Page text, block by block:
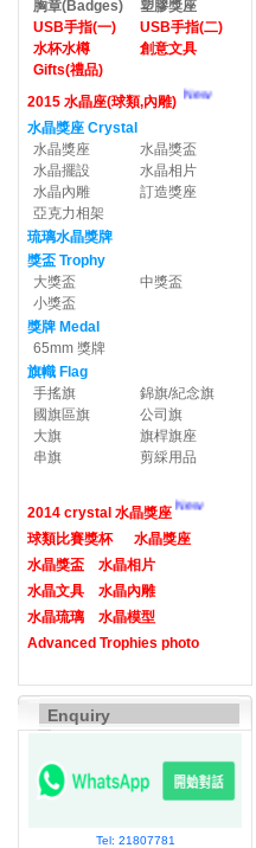
胸章(Badges)
塑膠獎座
USB手指(一)
USB手指(二)
水杯水樽
創意文具
Gifts(禮品)
2015 水晶座(球類,內雕)
New
水晶獎座 Crystal
水晶獎座
水晶獎盃
水晶擺設
水晶相片
水晶內雕
訂造獎座
亞克力相架
琉璃水晶獎牌
獎盃 Trophy
大獎盃
中獎盃
小獎盃
獎牌 Medal
65mm 獎牌
旗幟 Flag
手搖旗
錦旗/紀念旗
國旗區旗
公司旗
大旗
旗桿旗座
串旗
剪綵用品
2014 crystal 水晶獎座 New
球類比賽獎杯
水晶獎座
水晶獎盃
水晶相片
水晶文具
水晶內雕
水晶琉璃
水晶模型
Advanced Trophies photo
Enquiry
Tel: 21807781